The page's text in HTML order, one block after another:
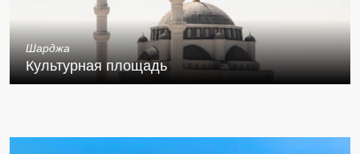
Шарджа
Культурная площадь